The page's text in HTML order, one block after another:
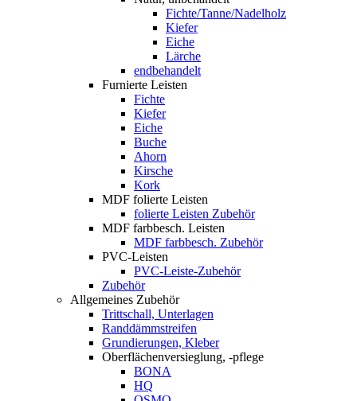
Fichte/Tanne/Nadelholz
Kiefer
Eiche
Lärche
endbehandelt
Furnierte Leisten
Fichte
Kiefer
Eiche
Buche
Ahorn
Kirsche
Kork
MDF folierte Leisten
folierte Leisten Zubehör
MDF farbbesch. Leisten
MDF farbbesch. Zubehör
PVC-Leisten
PVC-Leiste-Zubehör
Zubehör
Allgemeines Zubehör
Trittschall, Unterlagen
Randdämmstreifen
Grundierungen, Kleber
Oberflächenversieglung, -pflege
BONA
HQ